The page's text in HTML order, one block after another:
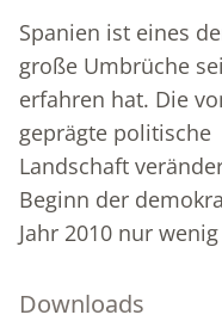
Spanien ist eines
große Umbrüche
erfahren hat. Die
geprägte politische
Landschaft
Beginn der
Jahr 2010 nur
Downloads